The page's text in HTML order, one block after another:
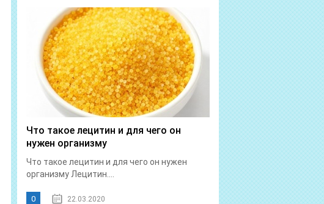
Что такое лецитин и для чего он
нужен организму
Что такое лецитин и для чего он нужен
организму Лецитин....
0 22.03.2020